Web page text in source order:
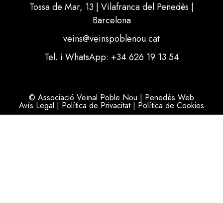
Tossa de Mar, 13 | Vilafranca del Penedès |
Barcelona
veins@veinspoblenou.cat
Tel. i WhatsApp: +34 626 19 13 54
© Associació Veïnal Poble Nou | Penedès Web
Avís Legal | Política de Privacitat| Política de Cookies